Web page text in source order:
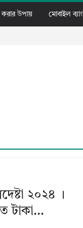
উপায় মোবাইল
২০২৪ ।
টাকা…